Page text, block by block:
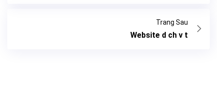
Trang Sau
Website d ch v t